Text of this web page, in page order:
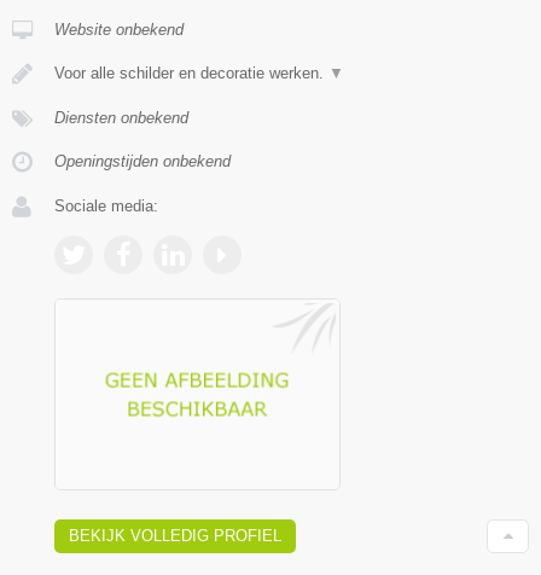
Website onbekend
Voor alle schilder en decoratie werken. ▼
Diensten onbekend
Openingstijden onbekend
Sociale media:
BEKIJK VOLLEDIG PROFIEL